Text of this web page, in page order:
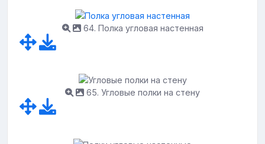
64. Полка угловая настенная
65. Угловые полки на стену